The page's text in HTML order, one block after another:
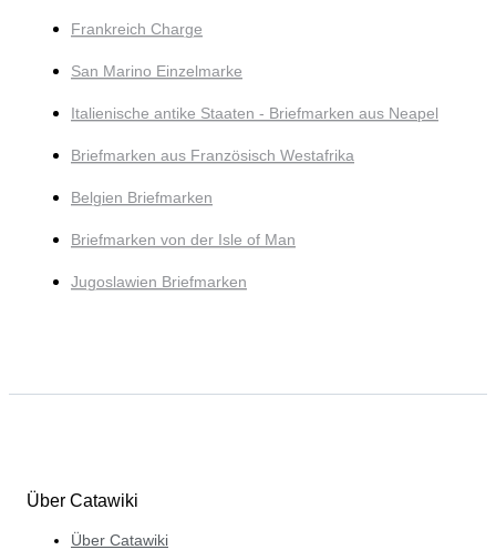
Frankreich Charge
San Marino Einzelmarke
Italienische antike Staaten - Briefmarken aus Neapel
Briefmarken aus Französisch Westafrika
Belgien Briefmarken
Briefmarken von der Isle of Man
Jugoslawien Briefmarken
Über Catawiki
Über Catawiki